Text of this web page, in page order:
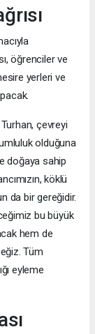
öğrenciler ve
yerleri ve
çevreyi
olduğuna
doğaya sahip
köklü
da bir gereğidir.
bu büyük
hem de
Tüm
eyleme